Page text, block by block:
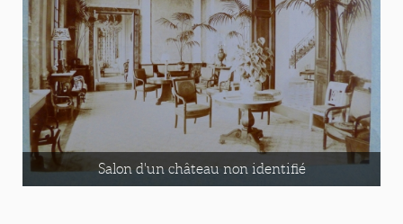
Salon d'un château non identifié